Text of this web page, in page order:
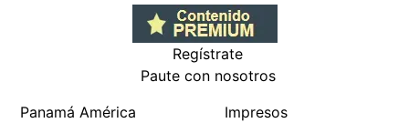
Regístrate
Paute con nosotros
Panamá América
Impresos